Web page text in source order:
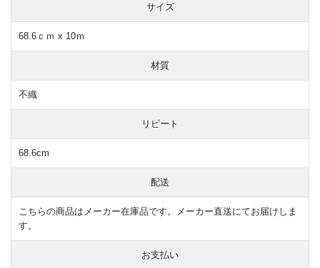
サイズ
68.6ｃｍ x 10ｍ
材質
不織
リピート
68.6cm
配送
こちらの商品はメーカー在庫品です。メーカー直送にてお届けしま
す。
お支払い